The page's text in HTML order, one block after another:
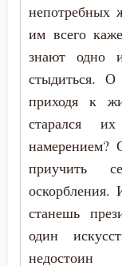
Самомнение
Святость
Священное
Семья
Скорбь
непотребных
им всего
знают одно
стыдиться. О
приходя к
старался
намерением?
приучить
станешь
один